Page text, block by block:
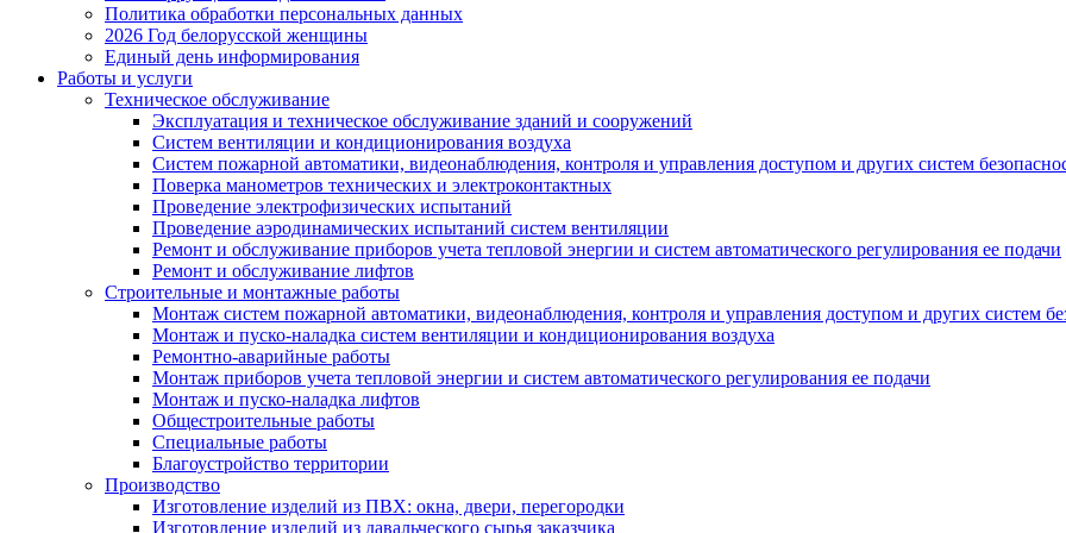
Политика обработки персональных данных
2026 Год белорусской женщины
Единый день информирования
Работы и услуги
Техническое обслуживание
Эксплуатация и техническое обслуживание зданий и сооружений
Систем вентиляции и кондиционирования воздуха
Систем пожарной автоматики, видеонаблюдения, контроля и управления доступом и других систем
Поверка манометров технических и электроконтактных
Проведение электрофизических испытаний
Проведение аэродинамических испытаний систем вентиляции
Ремонт и обслуживание приборов учета тепловой энергии и систем автоматического регулирования ее подачи
Ремонт и обслуживание лифтов
Строительные и монтажные работы
Монтаж систем пожарной автоматики, видеонаблюдения, контроля и управления доступом и других систем
Монтаж и пуско-наладка систем вентиляции и кондиционирования воздуха
Ремонтно-аварийные работы
Монтаж приборов учета тепловой энергии и систем автоматического регулирования ее подачи
Монтаж и пуско-наладка лифтов
Общестроительные работы
Специальные работы
Благоустройство территории
Производство
Изготовление изделий из ПВХ: окна, двери, перегородки
Изготовление изделий из давальческого сырья заказчика